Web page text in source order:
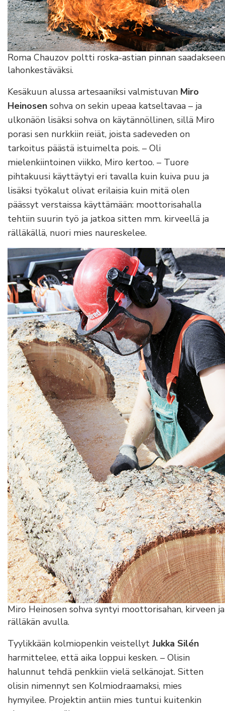
Roma Chauzov poltti roska-astian pinnan
lahonkestäväksi.
Kesäkuun alussa artesaaniksi valmistuvan Miro
Heinosen sohva on sekin upeaa katseltavaa – ja
ulkonäön lisäksi sohva on käytännöllinen, sillä Miro
porasi sen nurkkiin reiät, joista sadeveden on
tarkoitus päästä istuimelta pois. – Oli
mielenkiintoinen viikko, Miro kertoo. – Tuore
pihtakuusi käyttäytyi eri tavalla kuin kuiva puu ja
lisäksi työkalut olivat erilaisia kuin mitä olen
päässyt verstaissa käyttämään: moottorisahalla
tehtiin suurin työ ja jatkoa sitten mm. kirveellä ja
rälläkällä, nuori mies naureskelee.
Miro Heinosen sohva syntyi moottorisahan, kirveen ja
rälläkän avulla.
Tyylikkään kolmiopenkin veistellyt Jukka Silén
harmittelee, että aika loppui kesken. – Olisin
halunnut tehdä penkkiin vielä selkänojat. Sitten
olisin nimennyt sen Kolmiodraamaksi, mies
hymyilee. Projektin antiin mies tuntui kuitenkin